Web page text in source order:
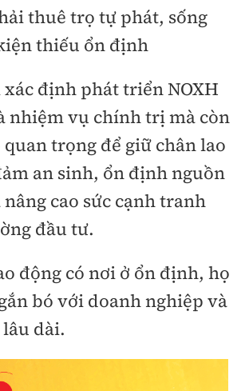
thuê trọ tự phát, sống
thiếu ổn định
xác định phát triển NOXH
nhiệm vụ chính trị mà còn
trọng để giữ chân lao
an sinh, ổn định nguồn
cao sức cạnh tranh
đầu tư.
động có nơi ở ổn định, họ
bó với doanh nghiệp và
dài.